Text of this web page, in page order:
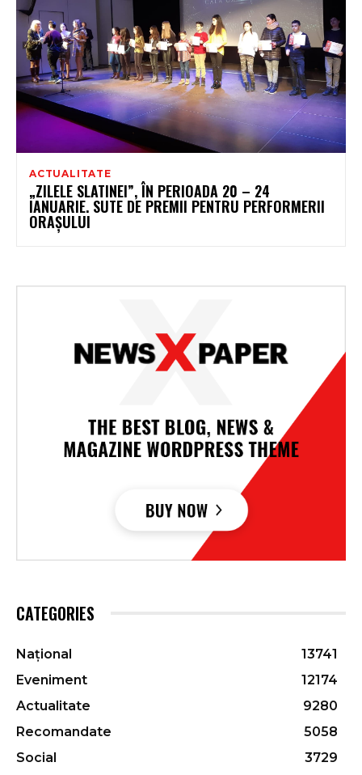
ACTUALITATE
„ZILELE SLATINEI”, ÎN PERIOADA 20 – 24
IANUARIE. SUTE DE PREMII PENTRU PERFORMERII
ORAȘULUI
CATEGORIES
Național
13741
Eveniment
12174
Actualitate
9280
Recomandate
5058
Social
3729